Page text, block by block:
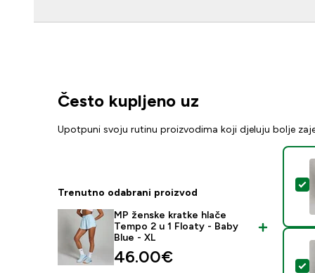
Često kupljeno uz
Upotpuni svoju rutinu proizvodima koji djeluju bolje
Trenutno odabrani proizvod
MP ženske kratke hlače
Tempo 2 u 1 Floaty - Baby
Blue - XL
46.00€‎